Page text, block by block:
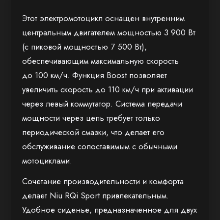
Этот электромотоцикл оснащен внутренним
центральным двигателем мощностью 3 900 Вт
(с пиковой мощностью 7 500 Вт),
обеспечивающим максимальную скорость
до 100 км/ч. Функция Boost позволяет
увеличить скорость до 110 км/ч при активации
через левый коммутатор. Система передачи
мощности через цепь требует только
периодической смазки, что делает его
обслуживание сопоставимым с обычными
мотоциклами.
Сочетание производительности и комфорта
делает Niu RQi Sport привлекательным.
Удобное сиденье, предназначенное для двух